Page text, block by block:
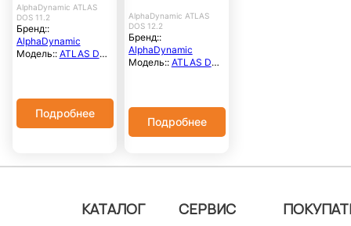
дозирующий
насос
AlphaDynamic ATLAS
DOS 11.2
Бренд::
AlphaDynamic
Модель:: ATLAS DOS
час::
Максимальное
рабочее давление,
Нерж. сталь
Подробнее
дозирующий
насос
AlphaDynamic ATLAS
DOS 12.2
Бренд::
AlphaDynamic
Модель:: ATLAS DOS
час::
Максимальное
рабочее давление,
Подробнее
КАТАЛОГ СЕРВИС